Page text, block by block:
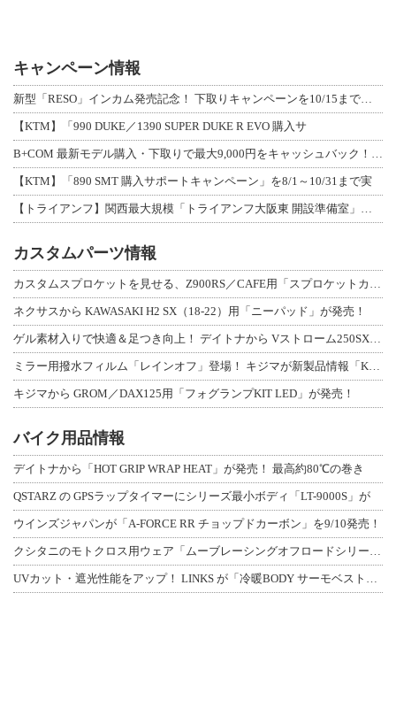
キャンペーン情報
新型「RESO」インカム発売記念！ 下取りキャンペーンを10/15まで延長して開
【KTM】「990 DUKE／1390 SUPER DUKE R EVO 購入サ
B+COM 最新モデル購入・下取りで最大9,000円をキャッシュバック！「B+F
【KTM】「890 SMT 購入サポートキャンペーン」を8/1～10/31まで実
【トライアンフ】関西最大規模「トライアンフ大阪東 開設準備室」がオープン！ 限定
カスタムパーツ情報
カスタムスプロケットを見せる、Z900RS／CAFE用「スプロケットカバーフルキ
ネクサスから KAWASAKI H2 SX（18-22）用「ニーパッド」が発売！
ゲル素材入りで快適＆足つき向上！ デイトナから Vストローム250SX用「快適ロ
ミラー用撥水フィルム「レインオフ」登場！ キジマが新製品情報「KIJIMA NE
キジマから GROM／DAX125用「フォグランプKIT LED」が発売！
バイク用品情報
デイトナから「HOT GRIP WRAP HEAT」が発売！ 最高約80℃の巻き
QSTARZ の GPSラップタイマーにシリーズ最小ボディ「LT-9000S」が
ウインズジャパンが「A-FORCE RR チョップドカーボン」を9/10発売！
クシタニのモトクロス用ウェア「ムーブレーシングオフロードシリーズ」3アイテムが登
UVカット・遮光性能をアップ！ LINKS が「冷暖BODY サーモベスト」改良